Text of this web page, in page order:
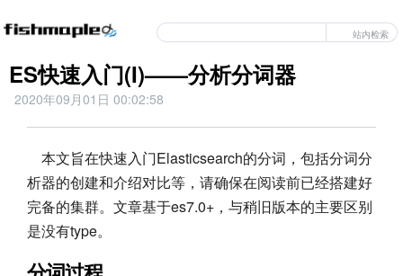
站内检索
ES快速入门(I)——分析分词器
2020年09月01日 00:02:58
本文旨在快速入门Elasticsearch的分词，包括分词分
析器的创建和介绍对比等，请确保在阅读前已经搭建好
完备的集群。文章基于es7.0+，与稍旧版本的主要区别
是没有type。